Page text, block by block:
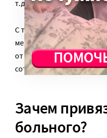
т.д.
С точки зрения
мешают. Но появятся они
от позиции руководства
сотрудников.
Зачем
больного?